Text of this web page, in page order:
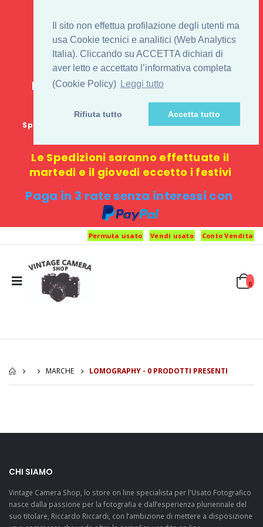
Il sito non effettua profilazione degli utenti ma
usa Cookie tecnici e analitici (Web Analytics
Italia). Cliccando su ACCETTA dichiari di
aver letto e accettato l’informativa completa
(Cookie Policy) Leggi tutto
Rifiuta tutto Accetta tutto
IL 1° STORE ON LINE
PENTAX USATO E
NUOVO
E-commerce 100% online: nessun
negozio fisico o punto di ritiro
Spedizione GRATUITA in Italia con spesa minima di
Le Spedizioni saranno effettuate il
martedi e il giovedi eccetto i festivi
Paga in 3 rate senza interessi con
Permuta usato Vendi usato Conto Vendita
0
MARCHE LOMOGRAPHY - 0 PRODOTTI PRESENTI
CHI SIAMO
Vintage Camera Shop, lo store on line specialista per l'Usato Fotografico
nasce dalla passione per la fotografia e dall’esperienza pluriennale del
suo titolare, Riccardo Riccardi, con l’ambizione di mettere a disposizione